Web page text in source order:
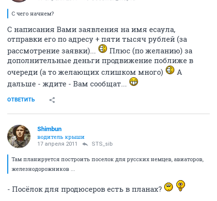
С чего начнем?
С написания Вами заявления на имя есаула,
отправки его по адресу + пяти тысяч рублей (за
рассмотрение заявки)...
Плюс (по желанию) за
дополнительные деньги продвижение поближе в
очереди (а то желающих слишком много)
А
дальше - ждите - Вам сообщат...
ОТВЕТИТЬ
Shimbun
водитель крыши
17 апреля 2011 STS_sib
Там планируется построить поселок для русских немцев, авиаторов,
железнодорожников ...
- Посёлок для продюсеров есть в планах?